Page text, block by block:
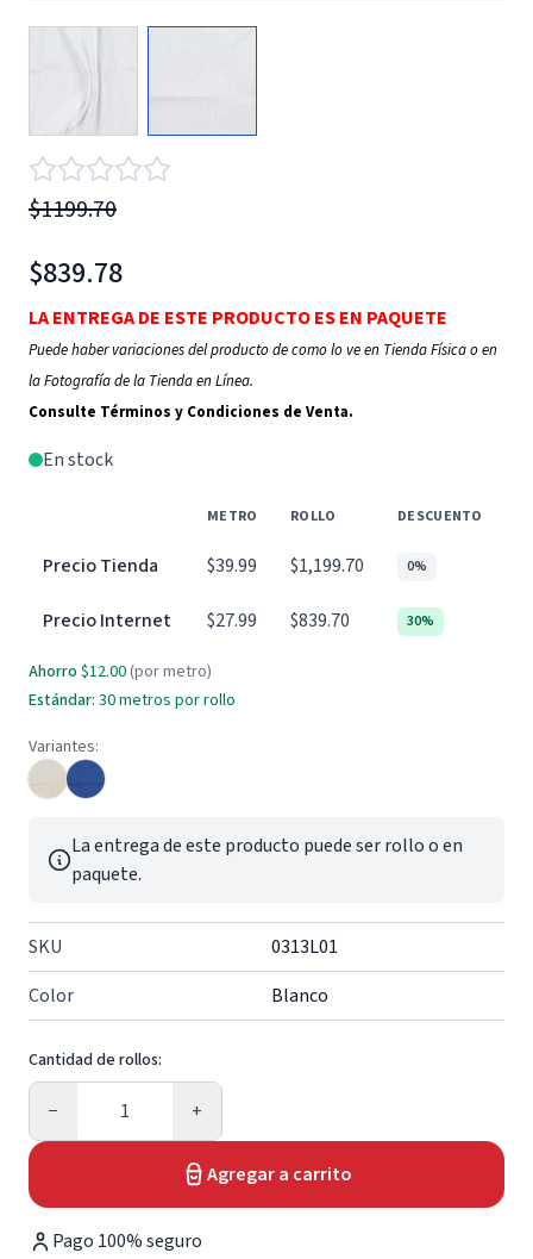
$1199.70
$839.78
LA ENTREGA DE ESTE PRODUCTO ES EN PAQUETE
Puede haber variaciones del producto de como lo ve en Tienda Física o en
la Fotografía de la Tienda en Línea.
Consulte Términos y Condiciones de Venta.
En stock
METRO ROLLO DESCUENTO
Precio Tienda $39.99 $1,199.70 0%
Precio Internet $27.99 $839.70 30%
Ahorro $12.00 (por metro)
Estándar: 30 metros por rollo
Variantes:
La entrega de este producto puede ser rollo o en
paquete.
SKU
0313L01
Color
Blanco
Cantidad de rollos:
−
Cantidad
+
Agregar a carrito
Pago 100% seguro